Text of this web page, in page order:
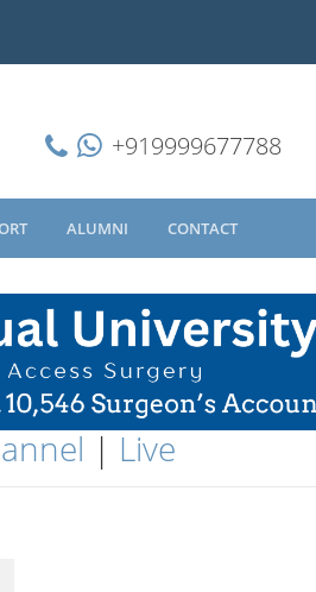
+919999677788
ALUMNI CONTACT
| Live